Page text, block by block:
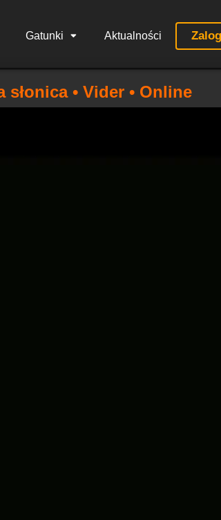
Gatunki Aktualności
słonica • Vider • Online